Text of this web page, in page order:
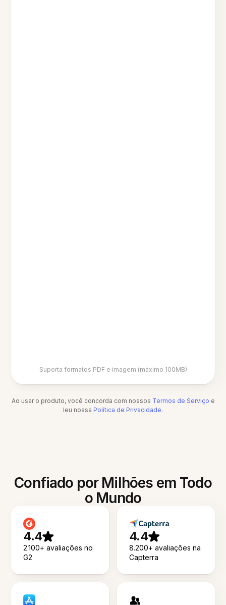
Suporta formatos PDF e imagem (máximo 100MB)
Ao usar o produto, você concorda com nossos Termos de Serviço e
leu nossa Política de Privacidade.
Confiado por Milhões em Todo
o Mundo
4.4
2.100+ avaliações no
G2
4.4
8.200+ avaliações na
Capterra